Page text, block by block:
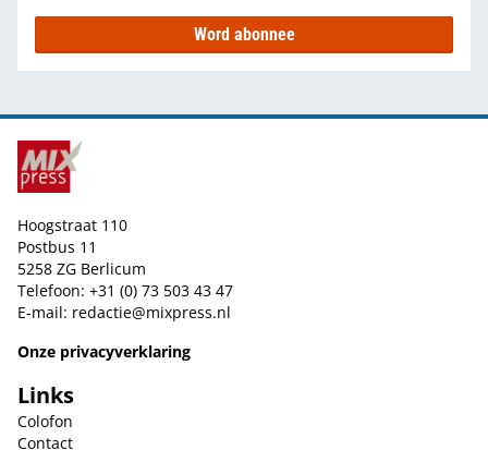
Word abonnee
Hoogstraat 110
Postbus 11
5258 ZG Berlicum
Telefoon: +31 (0) 73 503 43 47
E-mail: redactie@mixpress.nl
Onze privacyverklaring
Links
Colofon
Contact